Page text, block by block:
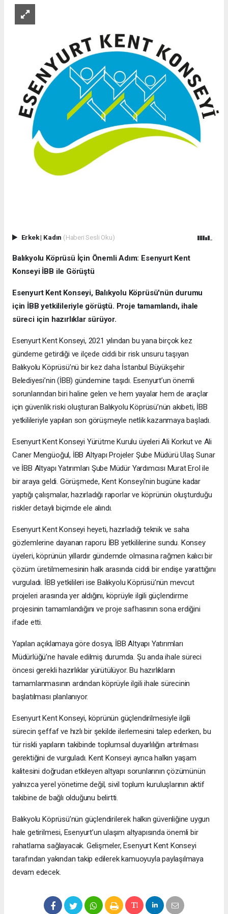
Erkek| Kadın (Haberi Sesli Oku)
Balıkyolu Köprüsü İçin Önemli Adım: Esenyurt Kent
Konseyi İBB ile Görüştü
Esenyurt Kent Konseyi, Balıkyolu Köprüsü'nün durumu
için İBB yetkilileriyle görüştü. Proje tamamlandı, ihale
süreci için hazırlıklar sürüyor.
Esenyurt Kent Konseyi, 2021 yılından bu yana birçok kez
gündeme getirdiği ve ilçede ciddi bir risk unsuru taşıyan
Balıkyolu Köprüsü’nü bir kez daha İstanbul Büyükşehir
Belediyesi’nin (İBB) gündemine taşıdı. Esenyurt’un önemli
sorunlarından biri haline gelen ve hem yayalar hem de araçlar
için güvenlik riski oluşturan Balıkyolu Köprüsü’nün akıbeti, İBB
yetkilileriyle yapılan son görüşmeyle netlik kazanmaya başladı.
Esenyurt Kent Konseyi Yürütme Kurulu üyeleri Ali Korkut ve Ali
Caner Mengüoğul, İBB Altyapı Projeler Şube Müdürü Ulaş Sunar
ve İBB Altyapı Yatırımları Şube Müdür Yardımcısı Murat Erol ile
bir araya geldi. Görüşmede, Kent Konseyi'nin bugüne kadar
yaptığı çalışmalar, hazırladığı raporlar ve köprünün oluşturduğu
riskler detaylı biçimde ele alındı.
Esenyurt Kent Konseyi heyeti, hazırladığı teknik ve saha
gözlemlerine dayanan raporu İBB yetkililerine sundu. Konsey
üyeleri, köprünün yıllardır gündemde olmasına rağmen kalıcı bir
çözüm üretilmemesinin halk arasında ciddi bir endişe yarattığını
vurguladı. İBB yetkilileri ise Balıkyolu Köprüsü’nün mevcut
projeleri arasında yer aldığını, köprüyle ilgili güçlendirme
projesinin tamamlandığını ve proje safhasının sona erdiğini
ifade etti.
Yapılan açıklamaya göre dosya, İBB Altyapı Yatırımları
Müdürlüğü’ne havale edilmiş durumda. Şu anda ihale süreci
öncesi gerekli hazırlıklar yürütülüyor. Bu hazırlıkların
tamamlanmasının ardından köprüyle ilgili ihale sürecinin
başlatılması planlanıyor.
Esenyurt Kent Konseyi, köprünün güçlendirilmesiyle ilgili
sürecin şeffaf ve hızlı bir şekilde ilerlemesini talep ederken, bu
tür riskli yapıların takibinde toplumsal duyarlılığın artırılması
gerektiğini de vurguladı. Kent Konseyi ayrıca halkın yaşam
kalitesini doğrudan etkileyen altyapı sorunlarının çözümünün
yalnızca yerel yönetime değil, sivil toplum kuruluşlarının aktif
takibine de bağlı olduğunu belirtti.
Balıkyolu Köprüsü’nün güçlendirilerek halkın güvenliğine uygun
hale getirilmesi, Esenyurt’un ulaşım altyapısında önemli bir
rahatlama sağlayacak. Gelişmeler, Esenyurt Kent Konseyi
tarafından yakından takip edilerek kamuoyuyla paylaşılmaya
devam edecek.